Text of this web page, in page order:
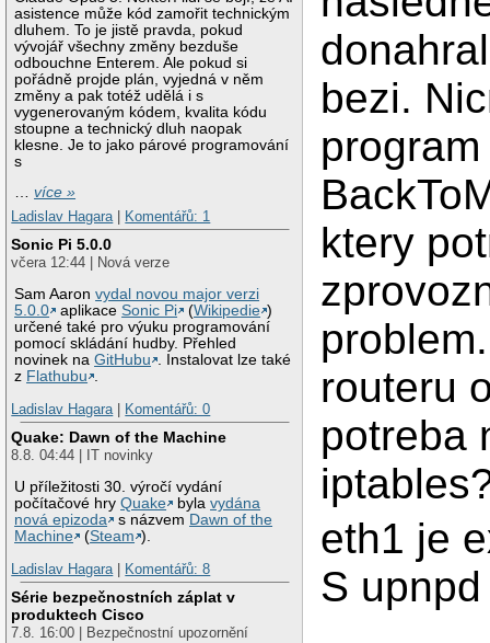
asistence může kód zamořit technickým
dluhem. To je jistě pravda, pokud
vývojář všechny změny bezduše
odbouchne Enterem. Ale pokud si
pořádně projde plán, vyjedná v něm
změny a pak totéž udělá i s
vygenerovaným kódem, kvalita kódu
stoupne a technický dluh naopak
klesne. Je to jako párové programování
s
…více »
Ladislav Hagara
Komentářů: 1
Sonic Pi 5.0.0
včera 12:44 | Nová verze
Sam Aaronvydal novou major verzi
5.0.0
aplikaceSonic Pi (Wikipedie )
určené také pro výuku programování
pomocí skládání hudby. Přehled
novinek naGitHubu . Instalovat lze také
z Flathubu .
Ladislav Hagara | Komentářů: 0
Quake: Dawn of the Machine
8.8. 04:44 | IT novinky
U příležitosti 30. výročí vydání
počítačové hryQuake bylavydána
nová epizoda
s názvem Dawn of the
Machine
(Steam ).
Ladislav Hagara | Komentářů: 8
Série bezpečnostních záplat v
produktech Cisco
7.8. 16:00 | Bezpečnostní upozornění
bezi.
program
ktery
routeru
potreba
eth1 je
S